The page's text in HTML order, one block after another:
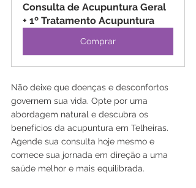
Consulta de Acupuntura Geral
+ 1º Tratamento Acupuntura
Comprar
Não deixe que doenças e desconfortos
governem sua vida. Opte por uma
abordagem natural e descubra os
benefícios da acupuntura em Telheiras.
Agende sua consulta hoje mesmo e
comece sua jornada em direção a uma
saúde melhor e mais equilibrada.